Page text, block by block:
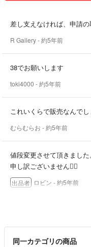
差し支えなければ、申請の
R Gallery- 約5年前
38でお願いします
toki4000 - 約5年前
これいくらで販売なんでし
むらむらお - 約5年前
値段変更させて頂きました。
申し訳ございません🙇‍♂️
出品者 ロビン - 約5年前
同一カテゴリの商品